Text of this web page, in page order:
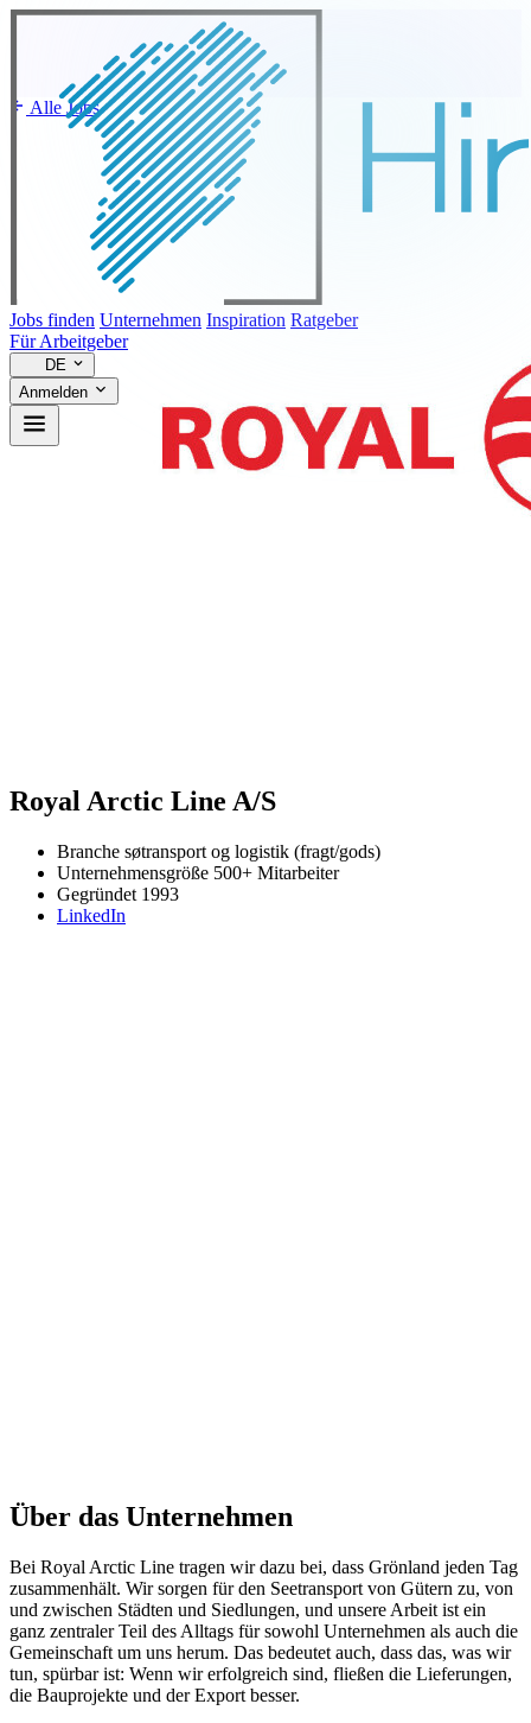
Jobs finden Unternehmen Inspiration Ratgeber
Für Arbeitgeber
DE
Anmelden
Alle Jobs
Royal Arctic Line A/S
Branche søtransport og logistik (fragt/gods)
Unternehmensgröße 500+ Mitarbeiter
Gegründet 1993
LinkedIn
Über das Unternehmen
Bei Royal Arctic Line tragen wir dazu bei, dass Grönland jeden Tag
zusammenhält. Wir sorgen für den Seetransport von Gütern zu, von
und zwischen Städten und Siedlungen, und unsere Arbeit ist ein
ganz zentraler Teil des Alltags für sowohl Unternehmen als auch die
Gemeinschaft um uns herum. Das bedeutet auch, dass das, was wir
tun, spürbar ist: Wenn wir erfolgreich sind, fließen die Lieferungen,
die Bauprojekte und der Export besser.